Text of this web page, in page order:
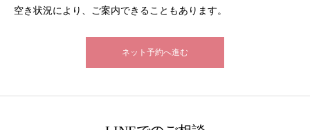
空き状況により、ご案内できることもあります。
ネット予約へ進む